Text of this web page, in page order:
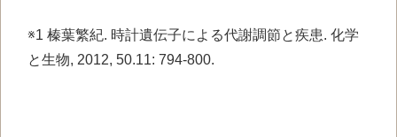
※1 榛葉繁紀. 時計遺伝子による代謝調節と疾患. 化学
と生物, 2012, 50.11: 794-800.